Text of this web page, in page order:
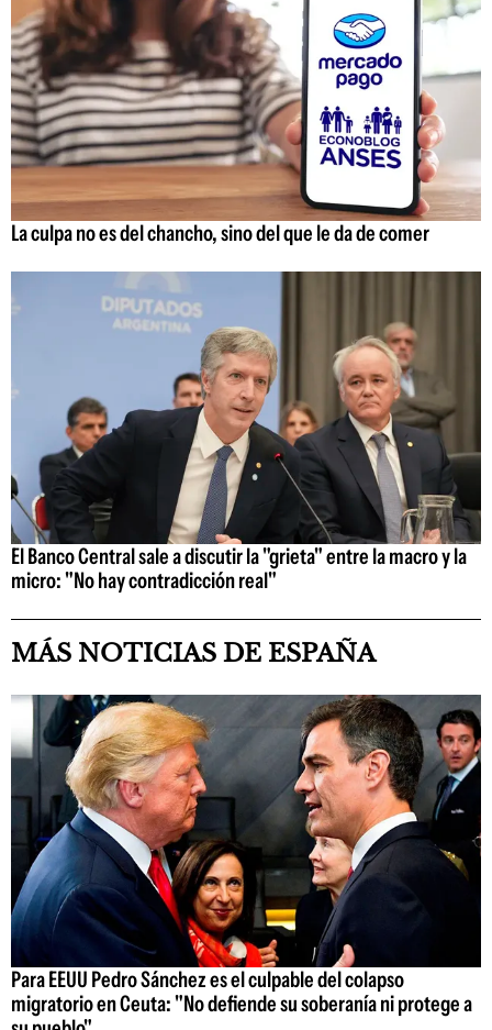
La culpa no es del chancho, sino del que le da de comer
El Banco Central sale a discutir la "grieta" entre la macro y la
micro: "No hay contradicción real"
MÁS NOTICIAS DE ESPAÑA
Para EEUU Pedro Sánchez es el culpable del colapso
migratorio en Ceuta: "No defiende su soberanía ni protege a